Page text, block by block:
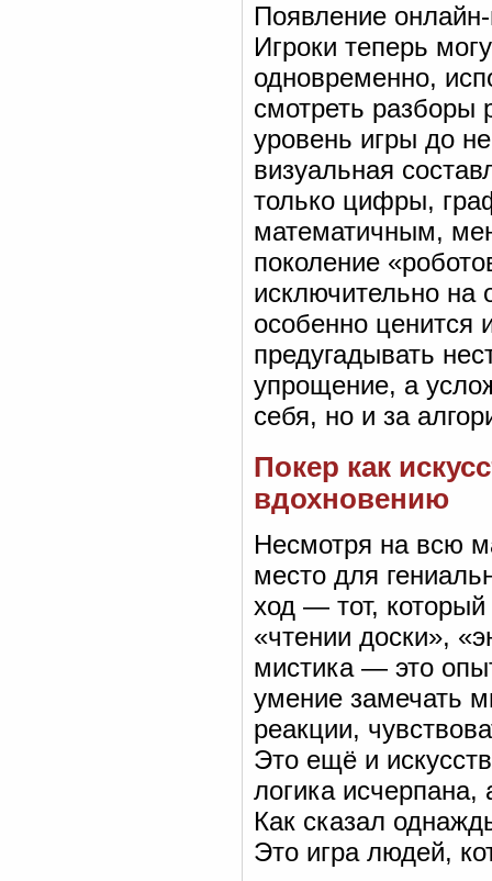
Появление
Игроки теперь
одновременно,
смотреть
уровень игры до
визуальная
только цифры,
математичным,
поколение
исключительно на
особенно ценится
предугадывать
упрощение, а
себя, но и за
Покер как
вдохновению
Несмотря на всю
место для
ход — тот, который
«чтении доски»,
мистика — это
умение замечать
реакции,
Это ещё и
логика
Как сказал
Это игра людей,